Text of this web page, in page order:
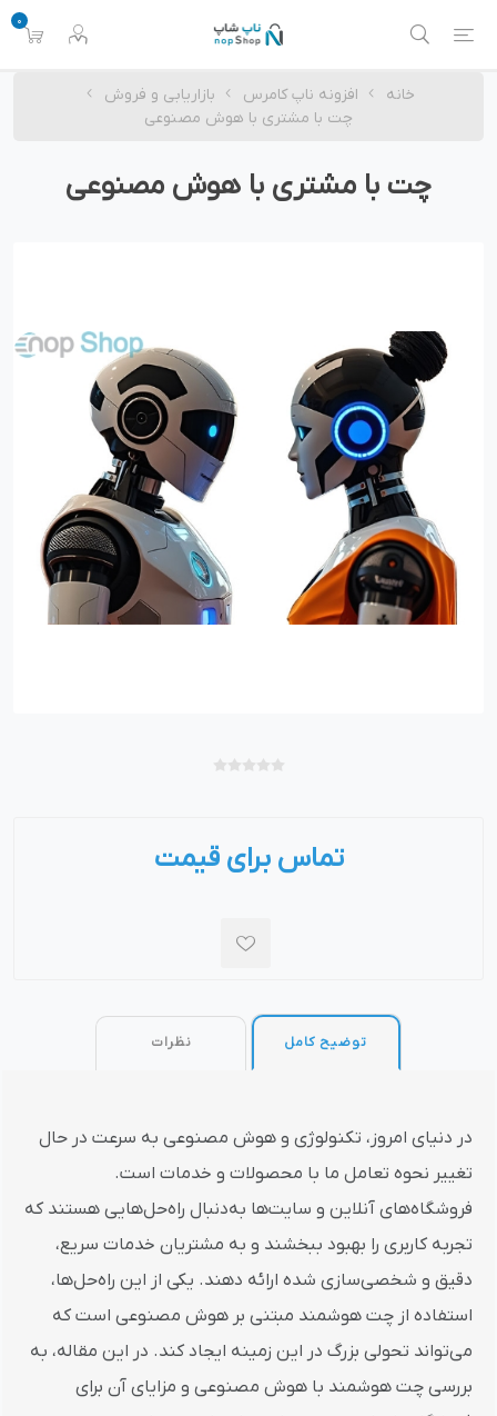
0
خانه افزونه ناپ کامرس
بازاریابی و فروش
چت با مشتری با هوش مصنوعی
چت با مشتری با هوش مصنوعی
تماس برای قیمت
توضیح کامل نظرات
در دنیای امروز، تکنولوژی و هوش مصنوعی به سرعت در حال
تغییر نحوه تعامل ما با محصولات و خدمات است.
فروشگاه‌های آنلاین و سایت‌ها به‌دنبال راه‌حل‌هایی هستند که
تجربه کاربری را بهبود ببخشند و به مشتریان خدمات سریع،
دقیق و شخصی‌سازی شده ارائه دهند. یکی از این راه‌حل‌ها،
استفاده از چت هوشمند مبتنی بر هوش مصنوعی است که
می‌تواند تحولی بزرگ در این زمینه ایجاد کند. در این مقاله، به
بررسی چت هوشمند با هوش مصنوعی و مزایای آن برای